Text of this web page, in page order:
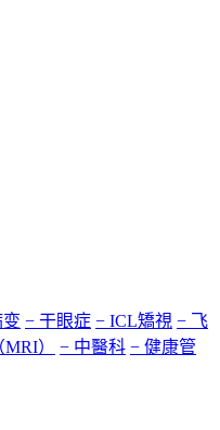
− 干眼症 − ICL矯視 − 飞
） − 中醫科 − 健康管